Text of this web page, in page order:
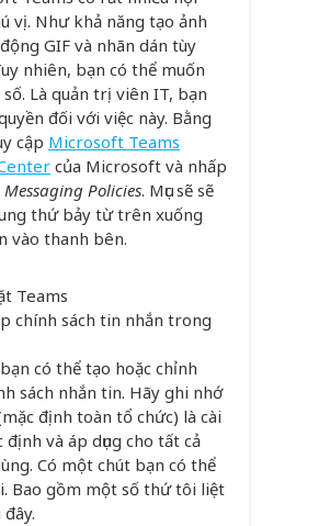
vị. Như khả năng tạo ảnh
GIF và nhãn dán tùy
nhiên, bạn có thể muốn
Là quản trị viên IT, bạn
đối với việc này. Bằng
cập Microsoft Teams
của Microsoft và nhấp
Messaging Policies. Mục sẽ sẽ
thứ bảy từ trên xuống
vào thanh bên.
chính sách tin nhắn trong
có thể tạo hoặc chỉnh
sách nhắn tin. Hãy ghi nhớ
định toàn tổ chức) là cài
định và áp dụng cho tất cả
Có một chút bạn có thể
Bao gồm một số thứ tôi liệt